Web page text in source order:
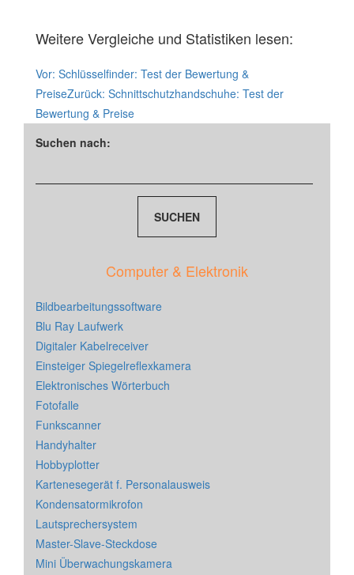
Weitere Vergleiche und Statistiken lesen:
Vor: Schlüsselfinder: Test der Bewertung &
PreiseZurück: Schnittschutzhandschuhe: Test der
Bewertung & Preise
Suchen nach:
Computer & Elektronik
Bildbearbeitungssoftware
Blu Ray Laufwerk
Digitaler Kabelreceiver
Einsteiger Spiegelreflexkamera
Elektronisches Wörterbuch
Fotofalle
Funkscanner
Handyhalter
Hobbyplotter
Kartenesegerät f. Personalausweis
Kondensatormikrofon
Lautsprechersystem
Master-Slave-Steckdose
Mini Überwachungskamera